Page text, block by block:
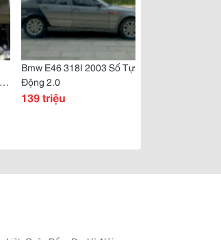
Bmw E46 318I 2003 Số Tự
Động 2.0
139 triệu